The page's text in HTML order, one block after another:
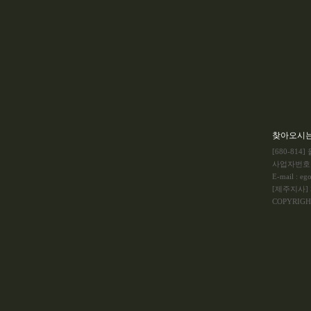
찾아오시
[680-814]
사업자번
E-mail :
[제주지사]